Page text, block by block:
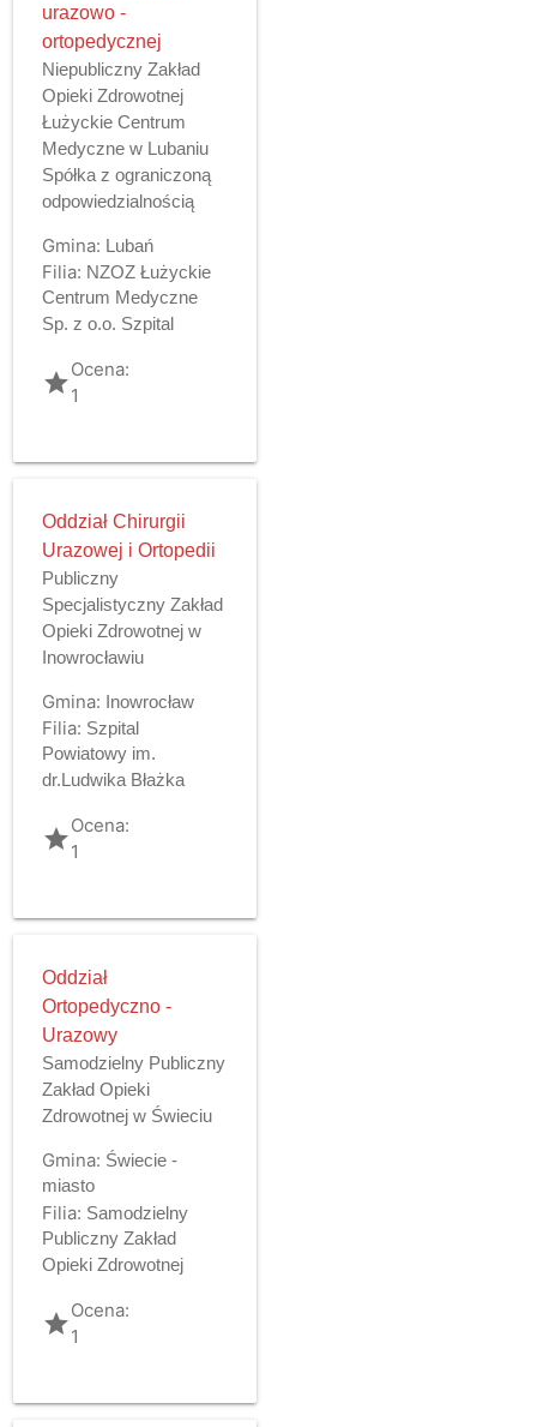
urazowo -
ortopedycznej
Niepubliczny Zakład
Opieki Zdrowotnej
Łużyckie Centrum
Medyczne w Lubaniu
Spółka z ograniczoną
odpowiedzialnością
Gmina: Lubań
Filia: NZOZ Łużyckie
Centrum Medyczne
Sp. z o.o. Szpital
gradeOcena:
1
Oddział Chirurgii
Urazowej i Ortopedii
Publiczny
Specjalistyczny Zakład
Opieki Zdrowotnej w
Inowrocławiu
Gmina: Inowrocław
Filia: Szpital
Powiatowy im.
dr.Ludwika Błażka
gradeOcena:
1
Oddział
Ortopedyczno -
Urazowy
Samodzielny Publiczny
Zakład Opieki
Zdrowotnej w Świeciu
Gmina: Świecie -
miasto
Filia: Samodzielny
Publiczny Zakład
Opieki Zdrowotnej
gradeOcena:
1